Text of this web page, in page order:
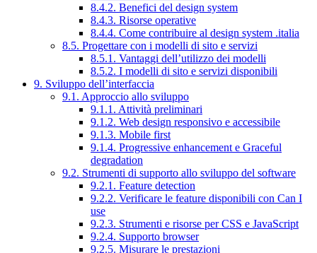
8.4.2. Benefici del design system
8.4.3. Risorse operative
8.4.4. Come contribuire al design system .italia
8.5. Progettare con i modelli di sito e servizi
8.5.1. Vantaggi dell’utilizzo dei modelli
8.5.2. I modelli di sito e servizi disponibili
9. Sviluppo dell’interfaccia
9.1. Approccio allo sviluppo
9.1.1. Attività preliminari
9.1.2. Web design responsivo e accessibile
9.1.3. Mobile first
9.1.4. Progressive enhancement e Graceful
degradation
9.2. Strumenti di supporto allo sviluppo del software
9.2.1. Feature detection
9.2.2. Verificare le feature disponibili con Can I
use
9.2.3. Strumenti e risorse per CSS e JavaScript
9.2.4. Supporto browser
9.2.5. Misurare le prestazioni